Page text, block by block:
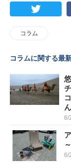
コラム
コラムに関する最
6/
6/